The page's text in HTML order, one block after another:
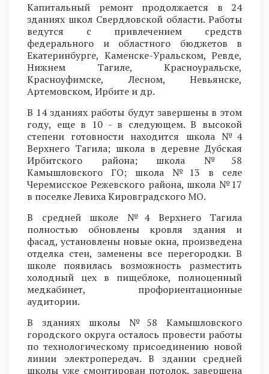
Капитальный ремонт продолжается в 24
зданиях школ Свердловской области. Работы
ведутся с привлечением средств
федерального и областного бюджетов в
Екатеринбурге, Каменске-Уральском, Ревде,
Нижнем Тагиле, Красноуральске,
Красноуфимске, Лесном, Невьянске,
Артемовском, Ирбите и др.
В 14 зданиях работы будут завершены в этом
году, еще в 10 - в следующем. В высокой
степени готовности находится школа №4
Верхнего Тагила; школа в деревне Дубская
Ирбитского района; школа №58
Камышловского ГО; школа №13 в селе
Черемисское Режевского района, школа №17
в поселке Левиха Кировградского МО.
В средней школе №4 Верхнего Тагила
полностью обновлены кровля здания и
фасад, установлены новые окна, произведена
отделка стен, заменены все перегородки. В
школе появилась возможность разместить
холодный цех в пищеблоке, полноценный
медкабинет, профориентационные
аудитории.
В зданиях школы №58 Камышловского
городского округа осталось провести работы
по технологическому присоединению новой
линии электропередач. В здании средней
школы уже смонтирован потолок, завершена